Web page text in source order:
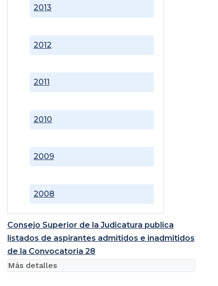
2008
2009
2010
2011
2012
2013
Consejo Superior de la Judicatura publica
listados de aspirantes admitidos e inadmitidos
de la Convocatoria 28
Más detalles